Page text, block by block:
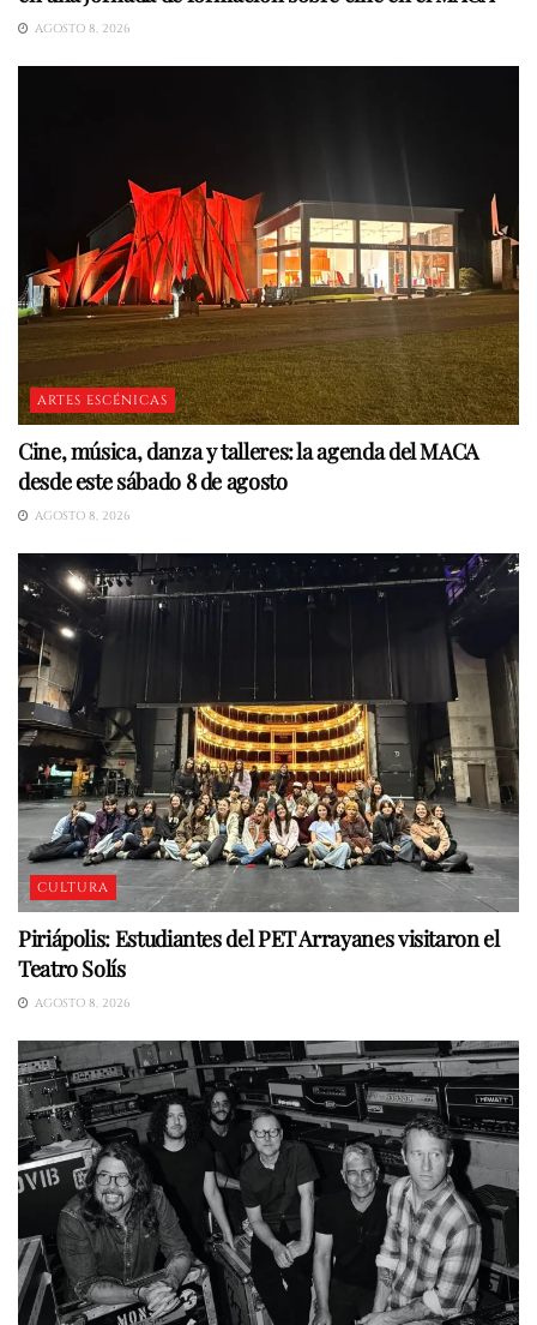
AGOSTO 8, 2026
ARTES ESCÉNICAS
Cine, música, danza y talleres: la agenda del MACA
desde este sábado 8 de agosto
AGOSTO 8, 2026
CULTURA
Piriápolis: Estudiantes del PET Arrayanes visitaron el
Teatro Solís
AGOSTO 8, 2026